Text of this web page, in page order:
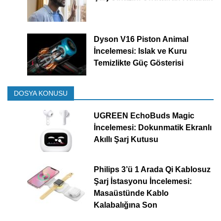
Dyson V16 Piston Animal
İncelemesi: Islak ve Kuru
Temizlikte Güç Gösterisi
DOSYA KONUSU
UGREEN EchoBuds Magic
İncelemesi: Dokunmatik Ekranlı
Akıllı Şarj Kutusu
Philips 3’ü 1 Arada Qi Kablosuz
Şarj İstasyonu İncelemesi:
Masaüstünde Kablo
Kalabalığına Son